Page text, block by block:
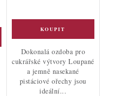
Dokonalá ozdoba pro
cukrářské výtvory Loupané
a jemně nasekané
pistáciové ořechy jsou
ideální...